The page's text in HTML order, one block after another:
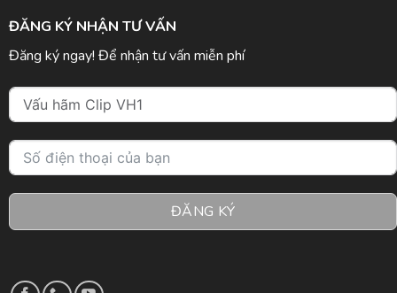
ĐĂNG KÝ NHẬN TƯ VẤN
Đăng ký ngay! Để nhận tư vấn miễn phí
ĐĂNG KÝ